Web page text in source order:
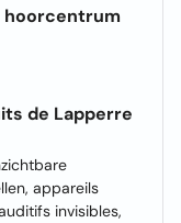
hoorcentrum
de Lapperre
appareils
invisibles,